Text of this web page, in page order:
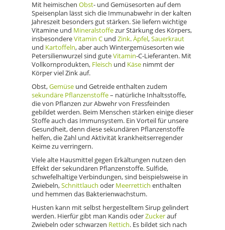
Mit heimischen Obst- und Gemüsesorten auf dem
Speisenplan lässt sich die Immunabwehr in der kalten
Jahreszeit besonders gut stärken. Sie liefern wichtige
Vitamine und Mineralstoffezur Stärkung des Körpers,
insbesondereVitamin C und Zink.Äpfel,Sauerkraut
und Kartoffeln, aber auch Wintergemüsesorten wie
Petersilienwurzel sind guteVitamin-C-Lieferanten. Mit
Vollkornprodukten, Fleisch und Käse nimmt der
Körper viel Zink auf.
Obst,Gemüse und Getreide enthalten zudem
sekundäre Pflanzenstoffe– natürliche Inhaltsstoffe,
die von Pflanzen zur Abwehr von Fressfeinden
gebildet werden. Beim Menschen stärken einige dieser
Stoffe auch das Immunsystem. Ein Vorteil für unsere
Gesundheit, denn diese sekundären Pflanzenstoffe
helfen, die Zahl und Aktivität krankheitserregender
Keime zu verringern.
Viele alte Hausmittel gegen Erkältungen nutzen den
Effekt der sekundären Pflanzenstoffe. Sulfide,
schwefelhaltige Verbindungen, sind beispielsweise in
Zwiebeln,Schnittlauch oder Meerrettich enthalten
und hemmen das Bakterienwachstum.
Husten kann mit selbst hergestelltem Sirup gelindert
werden. Hierfür gibt man Kandis oderZuckerauf
Zwiebeln oder schwarzen Rettich. Es bildet sich nach